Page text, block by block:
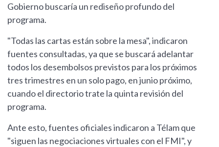
Gobierno buscaría un rediseño profundo del
programa.
"Todas las cartas están sobre la mesa", indicaron
fuentes consultadas, ya que se buscará adelantar
todos los desembolsos previstos para los próximos
tres trimestres en un solo pago, en junio próximo,
cuando el directorio trate la quinta revisión del
programa.
Ante esto, fuentes oficiales indicaron a Télam que
"siguen las negociaciones virtuales con el FMI", y